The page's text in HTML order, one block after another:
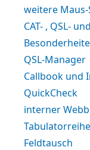
weitere
CAT- , QSL-
QSL-Manager
Callbook und
QuickCheck
interner
Feldtausch